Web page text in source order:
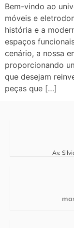
Bem-vindo ao
móveis e
história e a
espaços
cenário, a nossa
proporcionando
que desejam
peças que […]
Av.